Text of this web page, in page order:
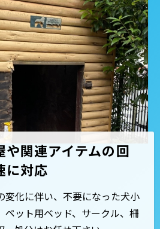
や関連アイテムの回
に対応
変化に伴い、不要になった犬小
ペット用ベッド、サークル、柵